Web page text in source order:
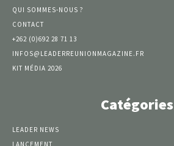
QUI SOMMES-NOUS ?
CONTACT
+262 (0)692 28 71 13
INFOS@LEADERREUNIONMAGAZINE.FR
KIT MÉDIA 2026
Catégories
LEADER NEWS
LANCEMENT